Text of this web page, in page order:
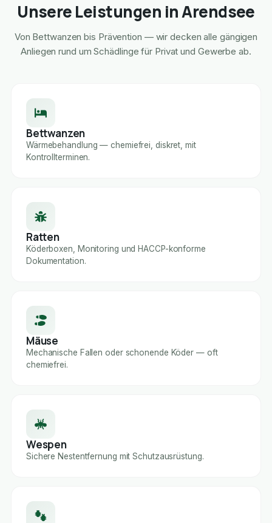
Unsere Leistungen in Arendsee
Von Bettwanzen bis Prävention — wir decken alle gängigen
Anliegen rund um Schädlinge für Privat und Gewerbe ab.
Bettwanzen
Wärmebehandlung — chemiefrei, diskret, mit
Kontrollterminen.
Ratten
Köderboxen, Monitoring und HACCP-konforme
Dokumentation.
Mäuse
Mechanische Fallen oder schonende Köder — oft
chemiefrei.
Wespen
Sichere Nestentfernung mit Schutzausrüstung.